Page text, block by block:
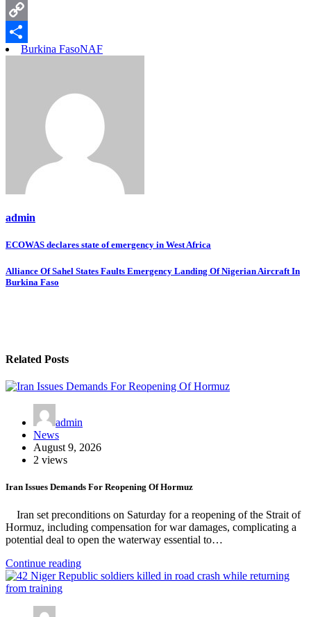
Pinterest
Copy
Link
ShareBurkina FasoNAF
admin
ECOWAS declares state of emergency in West Africa
Alliance Of Sahel States Faults Emergency Landing Of Nigerian Aircraft In
Burkina Faso
Related Posts
admin
News
August 9, 2026
2 views
Iran Issues Demands For Reopening Of Hormuz
Iran set preconditions on Saturday for a reopening of the Strait of
Hormuz, including compensation for war damages, complicating a
potential deal to open the waterway essential to…
Continue reading